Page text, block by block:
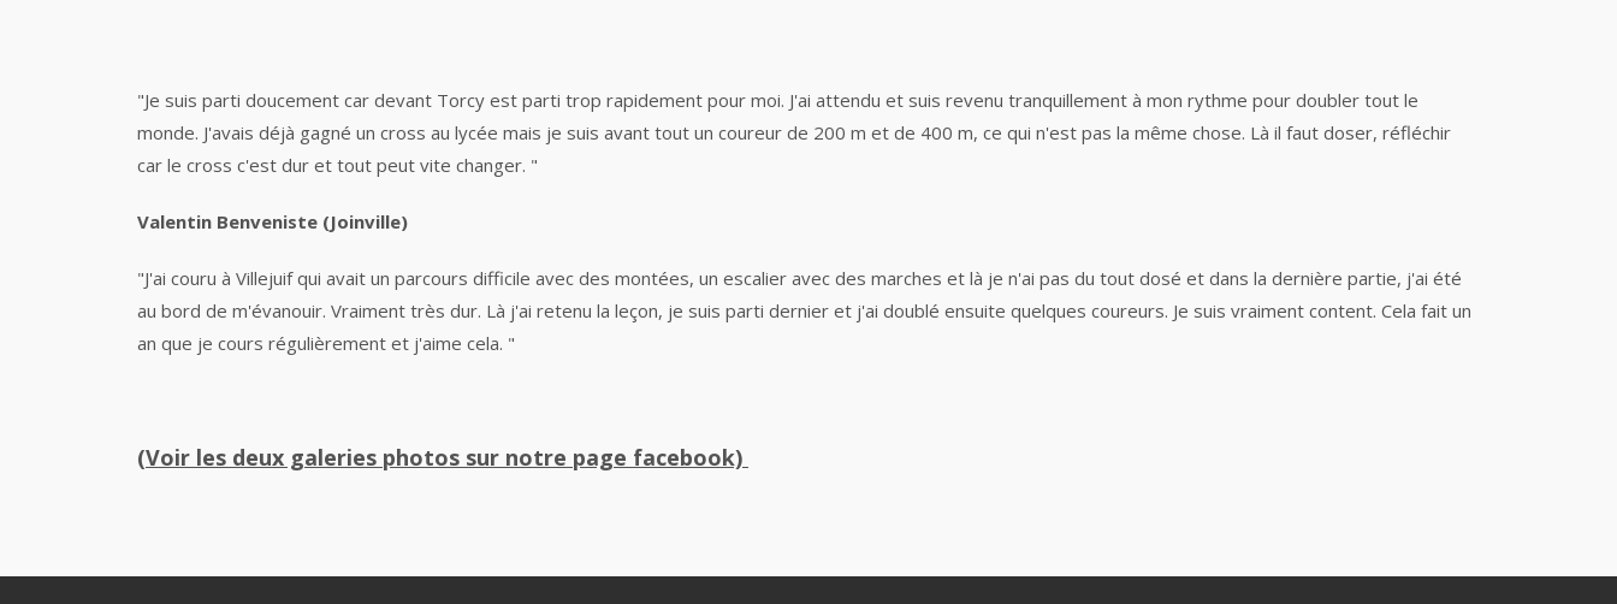
"Je suis parti doucement car devant Torcy est parti trop rapidement pour moi. J'ai attendu et suis revenu tranquillement à mon rythme pour doubler tout le
monde. J'avais déjà gagné un cross au lycée mais je suis avant tout un coureur de 200 m et de 400 m, ce qui n'est pas la même chose. Là il faut doser, réfléchir
car le cross c'est dur et tout peut vite changer. "
Valentin Benveniste (Joinville)
"J'ai couru à Villejuif qui avait un parcours difficile avec des montées, un escalier avec des marches et là je n'ai pas du tout dosé et dans la dernière partie, j'ai été
au bord de m'évanouir. Vraiment très dur. Là j'ai retenu la leçon, je suis parti dernier et j'ai doublé ensuite quelques coureurs. Je suis vraiment content. Cela fait un
an que je cours régulièrement et j'aime cela. "
(Voir les deux galeries photos sur notre page facebook)